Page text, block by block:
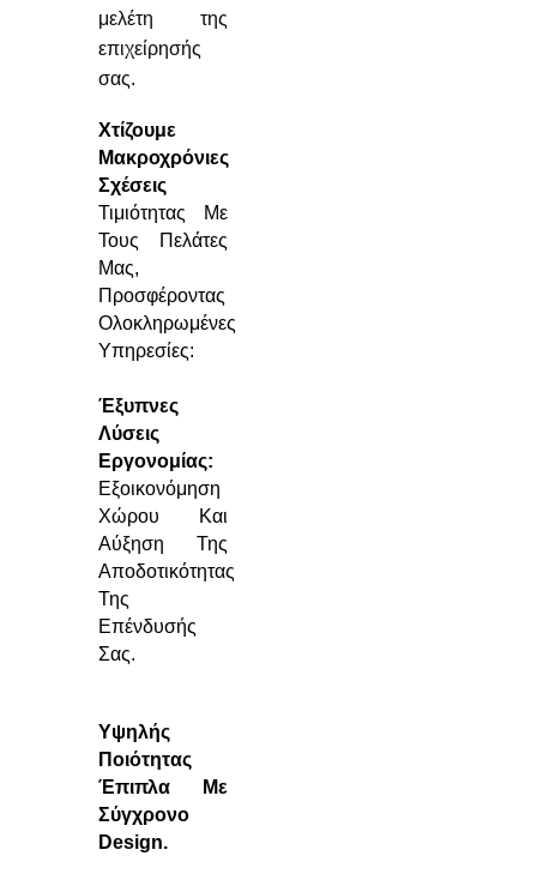
μελέτη της
επιχείρησής
σας.
Χτίζουμε
Μακροχρόνιες
Σχέσεις
Τιμιότητας Με
Τους Πελάτες
Μας,
Προσφέροντας
Ολοκληρωμένες
Υπηρεσίες:
Έξυπνες
Λύσεις
Εργονομίας:
Εξοικονόμηση
Χώρου Και
Αύξηση Της
Αποδοτικότητας
Της
Επένδυσής
Σας.
Υψηλής
Ποιότητας
Έπιπλα Με
Σύγχρονο
Design.